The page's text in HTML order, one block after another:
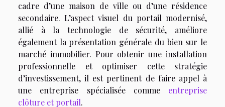
cadre d’une maison de ville ou d’une résidence
secondaire. L’aspect visuel du portail modernisé,
allié à la technologie de sécurité, améliore
également la présentation générale du bien sur le
marché immobilier. Pour obtenir une installation
professionnelle et optimiser cette stratégie
d’investissement, il est pertinent de faire appel à
une entreprise spécialisée comme entreprise
clôture et portail.